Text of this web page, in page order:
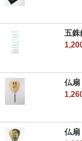
五銖
仏
仏